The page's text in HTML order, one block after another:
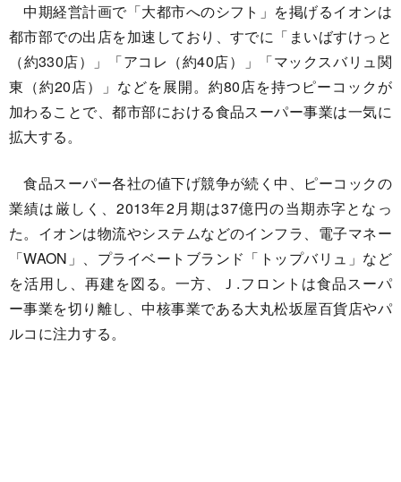
中期経営計画で「大都市へのシフト」を掲げるイオンは
都市部での出店を加速しており、すでに「まいばすけっと
（約330店）」「アコレ（約40店）」「マックスバリュ関
東（約20店）」などを展開。約80店を持つピーコックが
加わることで、都市部における食品スーパー事業は一気に
拡大する。
食品スーパー各社の値下げ競争が続く中、ピーコックの
業績は厳しく、2013年2月期は37億円の当期赤字となっ
た。イオンは物流やシステムなどのインフラ、電子マネー
「WAON」、プライベートブランド「トップバリュ」など
を活用し、再建を図る。一方、Ｊ.フロントは食品スーパ
ー事業を切り離し、中核事業である大丸松坂屋百貨店やパ
ルコに注力する。